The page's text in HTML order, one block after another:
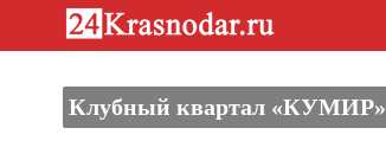
Клубный квартал «КУМИР»